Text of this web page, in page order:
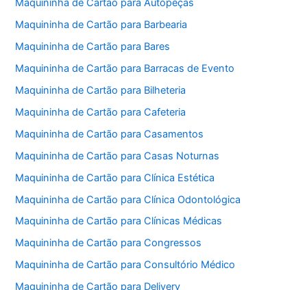
Maquininha de Cartão para Autopeças
Maquininha de Cartão para Barbearia
Maquininha de Cartão para Bares
Maquininha de Cartão para Barracas de Evento
Maquininha de Cartão para Bilheteria
Maquininha de Cartão para Cafeteria
Maquininha de Cartão para Casamentos
Maquininha de Cartão para Casas Noturnas
Maquininha de Cartão para Clínica Estética
Maquininha de Cartão para Clínica Odontológica
Maquininha de Cartão para Clínicas Médicas
Maquininha de Cartão para Congressos
Maquininha de Cartão para Consultório Médico
Maquininha de Cartão para Delivery